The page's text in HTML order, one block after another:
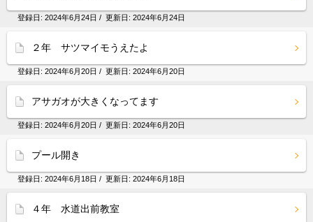
登録日: 2024年6月24日 / 更新日: 2024年6月24日
２年 サツマイモうえたよ
登録日: 2024年6月20日 / 更新日: 2024年6月20日
アサガオが大きくなってます
登録日: 2024年6月20日 / 更新日: 2024年6月20日
プール開き
登録日: 2024年6月18日 / 更新日: 2024年6月18日
４年 水道出前教室